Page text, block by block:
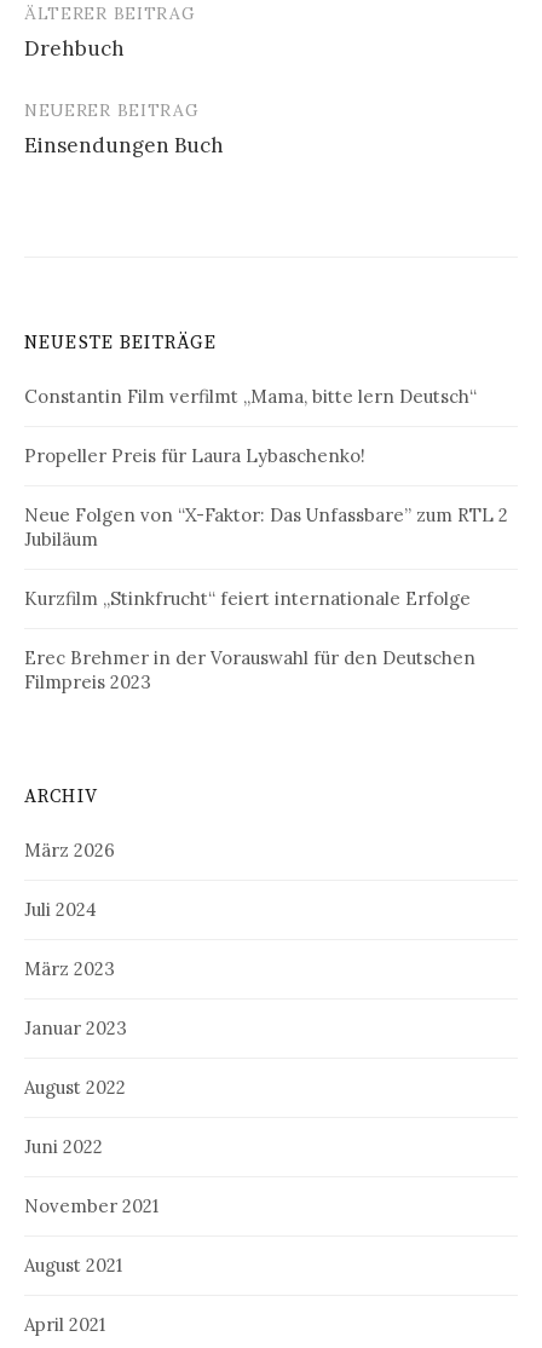
Beitrags-
Navigation
ÄLTERER BEITRAG
Drehbuch
NEUERER BEITRAG
Einsendungen Buch
NEUESTE BEITRÄGE
Constantin Film verfilmt „Mama, bitte lern Deutsch“
Propeller Preis für Laura Lybaschenko!
Neue Folgen von “X-Faktor: Das Unfassbare” zum RTL 2
Jubiläum
Kurzfilm „Stinkfrucht“ feiert internationale Erfolge
Erec Brehmer in der Vorauswahl für den Deutschen
Filmpreis 2023
ARCHIV
März 2026
Juli 2024
März 2023
Januar 2023
August 2022
Juni 2022
November 2021
August 2021
April 2021